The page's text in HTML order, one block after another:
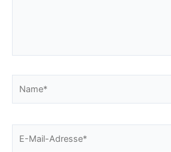
Mail-